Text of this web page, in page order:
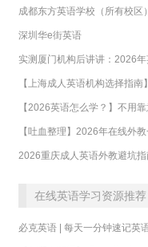
成都东方英语学校（所有校区）
深圳华e街英语
在线英语学习资源推荐